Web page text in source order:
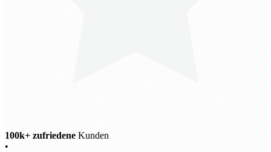
100k+ zufriedene Kunden
•